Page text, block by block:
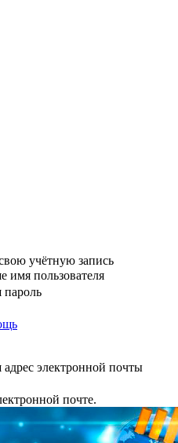
учётную запись
имя пользователя
электронной почты
почте.